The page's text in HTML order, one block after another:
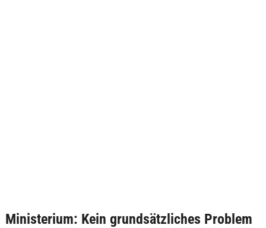
Ministerium: Kein grundsätzliches Problem